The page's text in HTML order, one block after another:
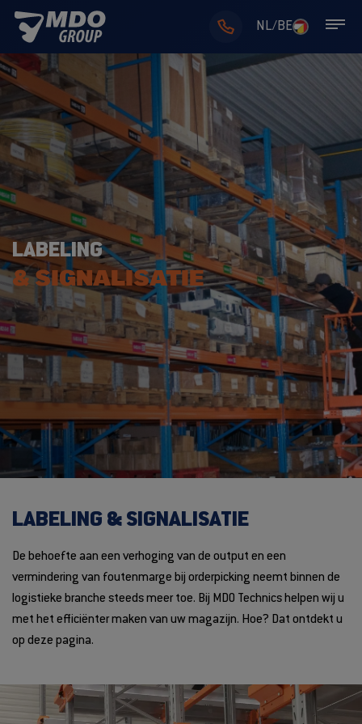
NL/BE
LABELING
& SIGNALISATIE
LABELING & SIGNALISATIE
De behoefte aan een verhoging van de output en een
vermindering van foutenmarge bij orderpicking neemt binnen de
logistieke branche steeds meer toe. Bij MDO Technics helpen wij u
met het efficiënter maken van uw magazijn. Hoe? Dat ontdekt u
op deze pagina.